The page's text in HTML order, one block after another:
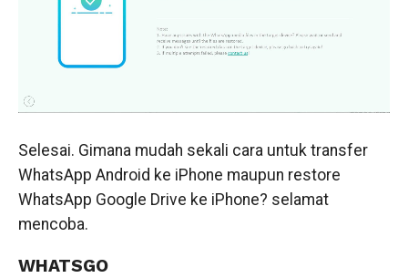
Selesai. Gimana mudah sekali cara untuk transfer
WhatsApp Android ke iPhone maupun restore
WhatsApp Google Drive ke iPhone? selamat
mencoba.
WHATSGO